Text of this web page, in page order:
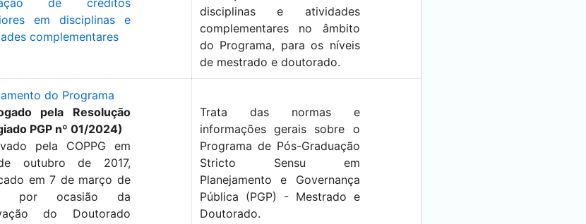
de créditos
em disciplinas e
complementares
disciplinas e atividades
complementares no âmbito
do Programa, para os níveis
de mestrado e doutorado.
do Programa
pela Resolução
PGP nº 01/2024)
pela COPPG em
outubro de 2017,
em 7 de março de
por ocasião da
do Doutorado
Trata das normas e
informações gerais sobre o
Programa de Pós-Graduação
Stricto Sensu em
Planejamento e Governança
Pública (PGP) - Mestrado e
Doutorado.